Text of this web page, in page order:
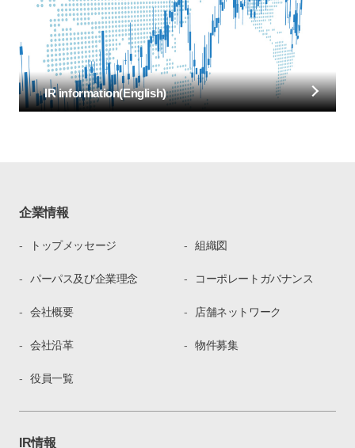
IR information(English)
企業情報
トップメッセージ
パーパス及び企業理念
会社概要
会社沿革
役員一覧
組織図
コーポレートガバナンス
店舗ネットワーク
物件募集
IR情報